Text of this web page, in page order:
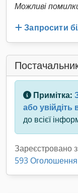
Можливі
Запросити
Примітка:
або увійдіть
до всієї
Зареєстровано
593